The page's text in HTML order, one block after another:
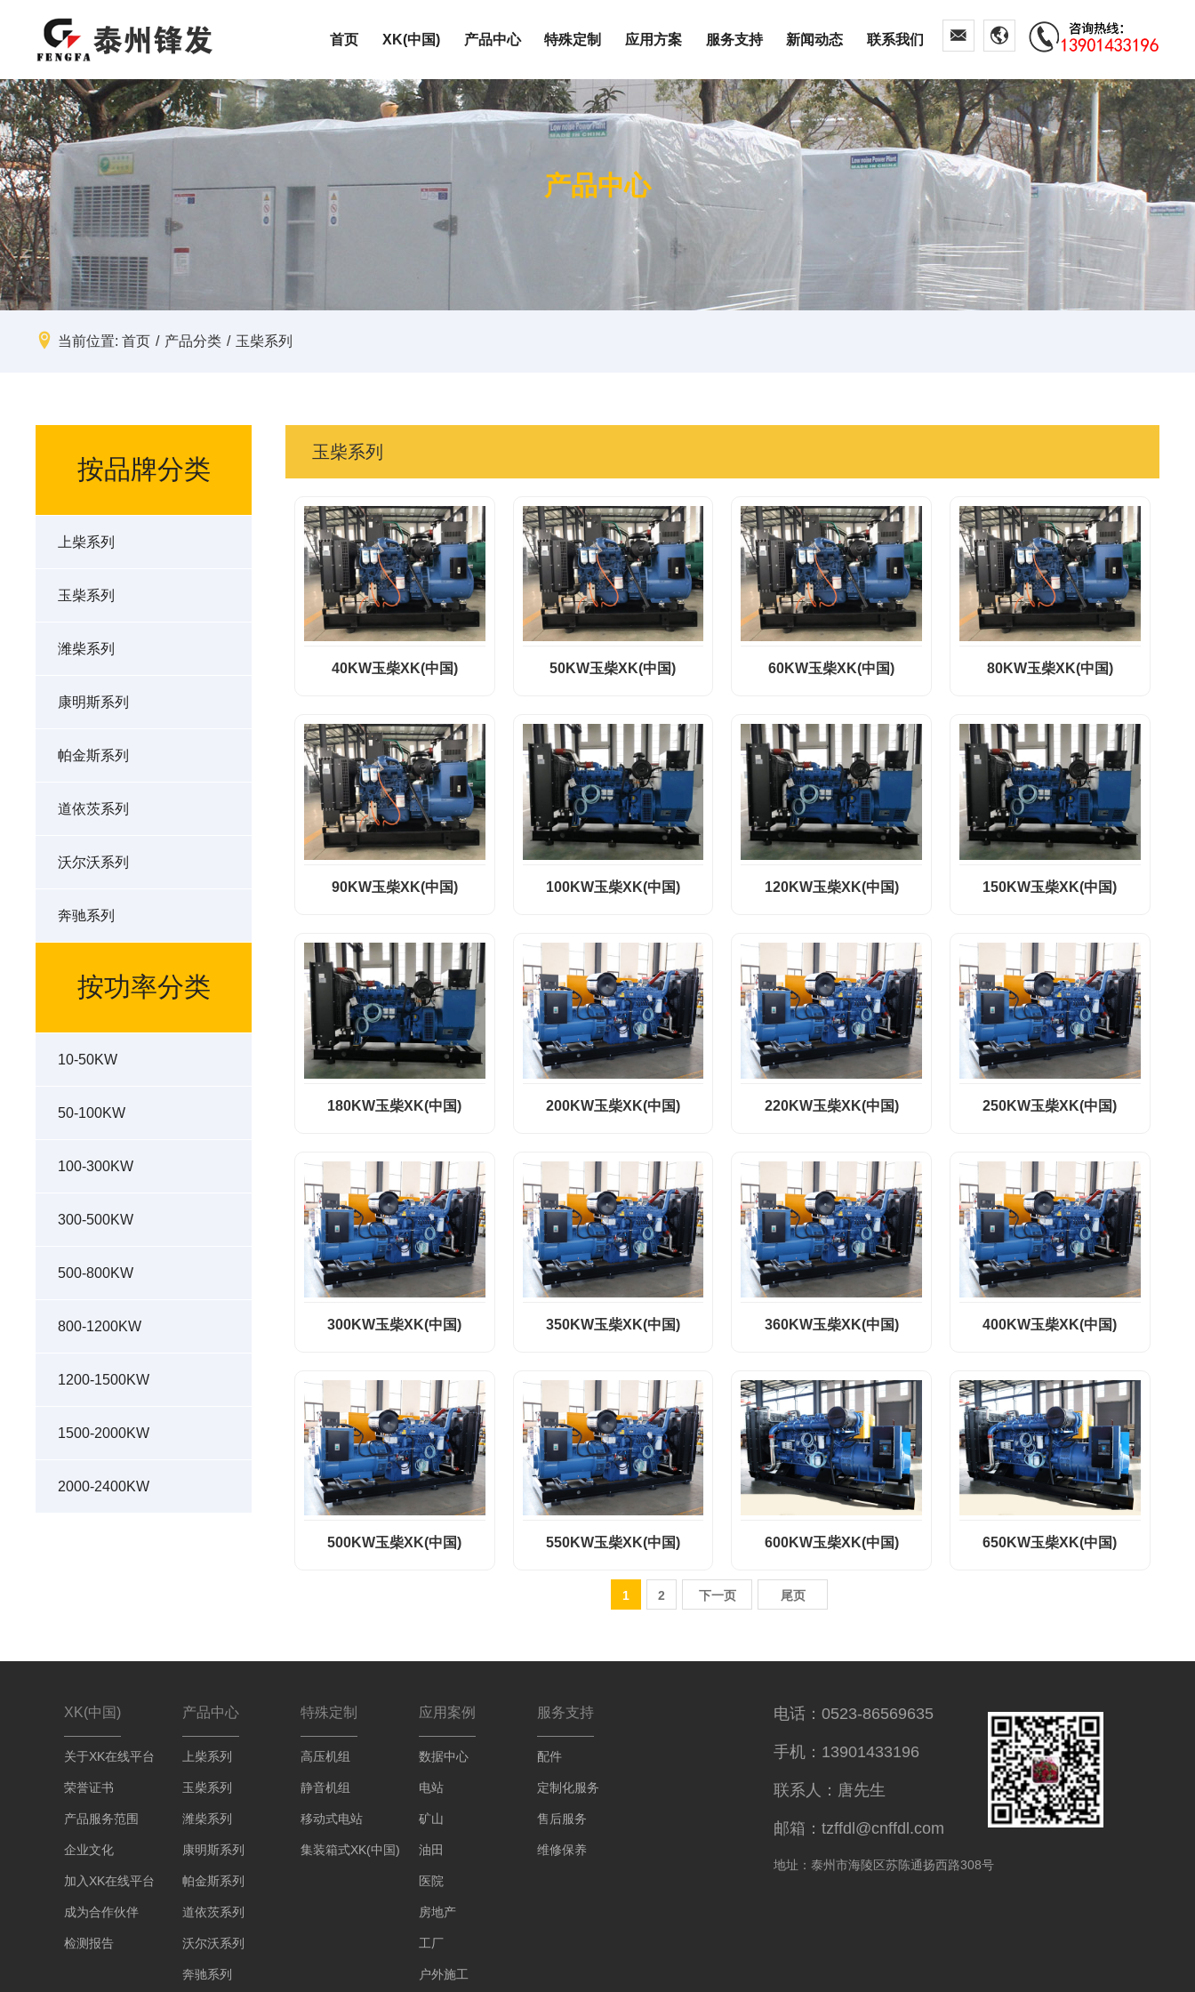
首页 XK(中国)
关于XK在线平台 荣誉证书
产品服务范围
产品中心
按发动机品牌
玉柴系列
按功率范围
50-100KW
100-300KW
300-500KW
特殊定制
静音机组
移动式电站
集装箱式XK(中国)
特殊定制
高压机组 静音机组
移动式电站
应用方案
数据中心
矿山
服务支持
配件 定制化服务
售后服务
新闻动态 联系我们
产品中心
当前位置: 首页 / 产品分类 / 玉柴系列
按品牌分类
上柴系列
玉柴系列
潍柴系列
康明斯系列
帕金斯系列
道依茨系列
沃尔沃系列
奔驰系列
按功率分类
10-50KW
50-100KW
100-300KW
300-500KW
500-800KW
800-1200KW
1200-1500KW
1500-2000KW
2000-2400KW
玉柴系列
40KW玉柴XK(中国) 50KW玉柴XK(中国) 60KW玉柴XK(中国) 80KW玉柴XK(中国)
90KW玉柴XK(中国) 100KW玉柴XK(中国) 120KW玉柴XK(中国) 150KW玉柴XK(中国)
180KW玉柴XK(中国) 200KW玉柴XK(中国) 220KW玉柴XK(中国) 250KW玉柴XK(中国)
300KW玉柴XK(中国) 350KW玉柴XK(中国) 360KW玉柴XK(中国) 400KW玉柴XK(中国)
500KW玉柴XK(中国) 550KW玉柴XK(中国) 600KW玉柴XK(中国) 650KW玉柴XK(中国)
1 2 下一页 尾页
XK(中国)
关于XK在线平台
荣誉证书
产品服务范围
企业文化
加入XK在线平台
成为合作伙伴
检测报告
产品中心
上柴系列
玉柴系列
潍柴系列
康明斯系列
帕金斯系列
道依茨系列
沃尔沃系列
奔驰系列
特殊定制
高压机组
静音机组
移动式电站
集装箱式XK(中国)
应用案例
数据中心
电站
矿山
油田
医院
房地产
工厂
户外施工
服务支持
配件
定制化服务
售后服务
维修保养
电话：0523-86569635
手机：13901433196
联系人：唐先生
邮箱：tzffdl@cnffdl.com
地址：泰州市海陵区苏陈通扬西路308号